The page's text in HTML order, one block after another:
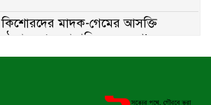
কিশোরদের মাদক-গেমের আসক্তি
ঠেকাতে, ‘এসো গড়ি নতুন দেশ’-এর
ফুটবল বিতরণ